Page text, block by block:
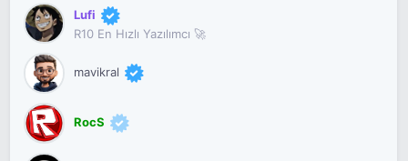
Lufi
R10 En Hızlı Yazılımcı 🚀
mavikral
RocS